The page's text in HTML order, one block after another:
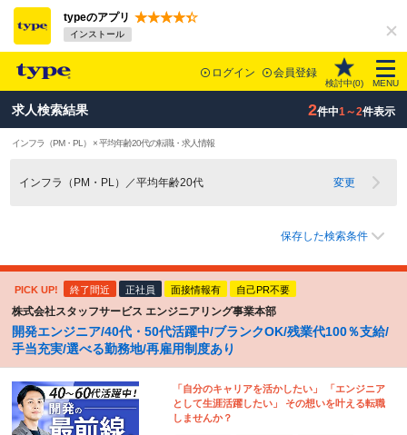
typeのアプリ
インストール
ログイン 会員登録
検討中(0) MENU
求人検索結果 2件中1～2件表示
インフラ（PM・PL） × 平均年齢20代の転職・求人情報
インフラ（PM・PL）／平均年齢20代 変更
保存した検索条件
PICK UP! 終了間近 正社員 面接情報有 自己PR不要
株式会社スタッフサービス エンジニアリング事業本部
開発エンジニア/40代・50代活躍中/ブランクOK/残業代100％支給/
手当充実/選べる勤務地/再雇用制度あり
「自分のキャリアを活かしたい」 「エンジニア
として生涯活躍したい」 その想いを叶える転職
しませんか？